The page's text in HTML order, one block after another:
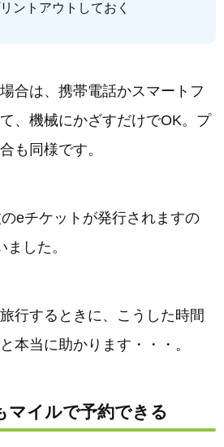
ントアウトしておく
合は、携帯電話かスマートフ
、機械にかざすだけでOK。プ
も同様です。
eチケットが発行されますの
した。
行するときに、こうした時間
本当に助かります・・・。
マイルで予約できる